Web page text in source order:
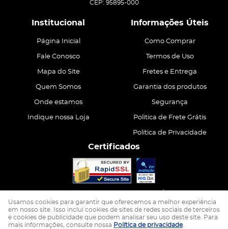
CEP: 95895-000
Institucional
Página Inicial
Fale Conosco
Mapa do Site
Quem Somos
Onde estamos
Indique nossa Loja
Informações Úteis
Como Comprar
Termos de Uso
Fretes e Entrega
Garantia dos produtos
Segurança
Politica de Frete Grátis
Política de Privacidade
Certificados
LOJA VIRTUAL CRIADA POR
Usamos cookies para garantir que oferecemos a melhor experiência
em nosso site. Isso inclui cookies de sites de redes sociais de terceiros
e cookies de publicidade que podem analisar seu uso deste site. Para
mais informações, consulte nossa Política de privacidade.